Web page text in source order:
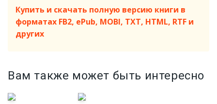
Купить и скачать полную версию книги в
форматах FB2, ePub, MOBI, TXT, HTML, RTF и
других
Вам также может быть интересно